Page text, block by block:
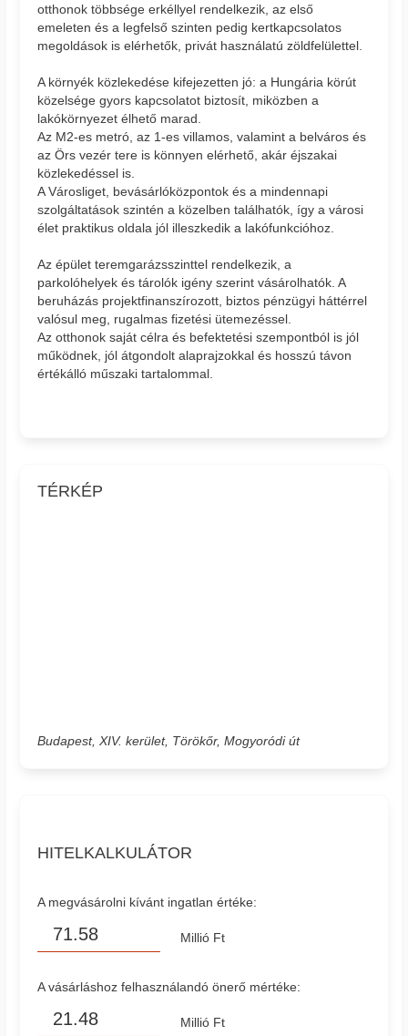
otthonok többsége erkéllyel rendelkezik, az első
emeleten és a legfelső szinten pedig kertkapcsolatos
megoldások is elérhetők, privát használatú zöldfelülettel.
A környék közlekedése kifejezetten jó: a Hungária körút
közelsége gyors kapcsolatot biztosít, miközben a
lakókörnyezet élhető marad.
Az M2-es metró, az 1-es villamos, valamint a belváros és
az Örs vezér tere is könnyen elérhető, akár éjszakai
közlekedéssel is.
A Városliget, bevásárlóközpontok és a mindennapi
szolgáltatások szintén a közelben találhatók, így a városi
élet praktikus oldala jól illeszkedik a lakófunkcióhoz.
Az épület teremgarázsszinttel rendelkezik, a
parkolóhelyek és tárolók igény szerint vásárolhatók. A
beruházás projektfinanszírozott, biztos pénzügyi háttérrel
valósul meg, rugalmas fizetési ütemezéssel.
Az otthonok saját célra és befektetési szempontból is jól
működnek, jól átgondolt alaprajzokkal és hosszú távon
értékálló műszaki tartalommal.
TÉRKÉP
Budapest, XIV. kerület, Törökőr, Mogyoródi út
HITELKALKULÁTOR
A megvásárolni kívánt ingatlan értéke:
Millió Ft
A vásárláshoz felhasználandó önerő mértéke:
Millió Ft